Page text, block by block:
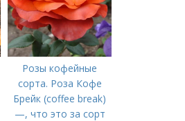
Розы кофейные
сорта. Роза Кофе
Брейк (coffee break)
—, что это за сорт